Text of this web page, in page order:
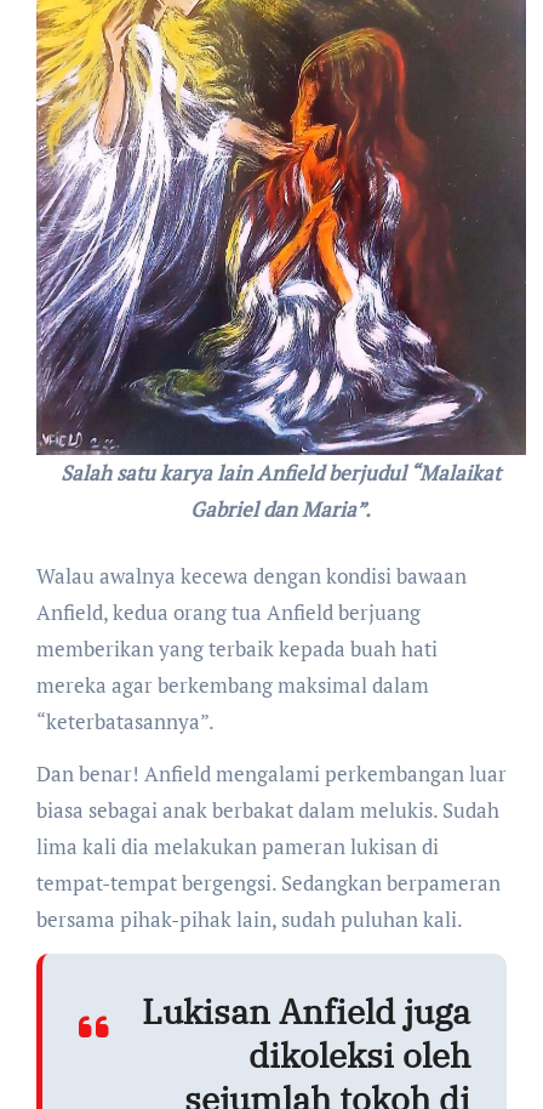
Salah satu karya lain Anfield berjudul “Malaikat
Gabriel dan Maria”.
Walau awalnya kecewa dengan kondisi bawaan
Anfield, kedua orang tua Anfield berjuang
memberikan yang terbaik kepada buah hati
mereka agar berkembang maksimal dalam
“keterbatasannya”.
Dan benar! Anfield mengalami perkembangan luar
biasa sebagai anak berbakat dalam melukis. Sudah
lima kali dia melakukan pameran lukisan di
tempat-tempat bergengsi. Sedangkan berpameran
bersama pihak-pihak lain, sudah puluhan kali.
Lukisan Anfield juga
dikoleksi oleh
sejumlah tokoh di